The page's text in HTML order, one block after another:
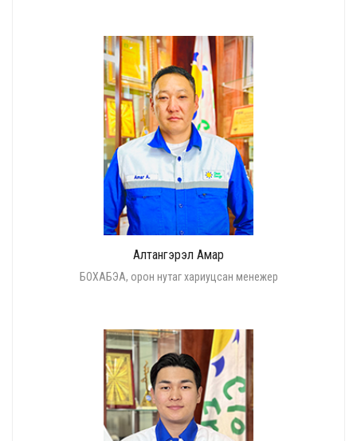
Алтангэрэл Амар
БОХАБЭА, орон нутаг хариуцсан менежер